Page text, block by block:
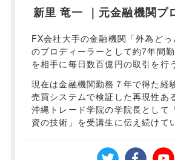
新里 竜一 ｜元金融機関プ
FX会社大手の金融機関「外為ど
のプロディーラーとして約7年間
を相手に毎日数百億円の取引を行う
現在は金融機関勤務７年で得た経
売買システムで検証した再現性あ
沖縄トレード学院の学院長として
資の技術」を受講生に伝え続けて